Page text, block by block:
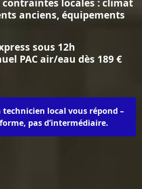
contraintes locales : climat
anciens, équipements
sous 12h
PAC air/eau dès 189 €
local vous répond –
pas d’intermédiaire.